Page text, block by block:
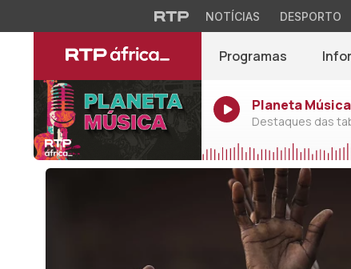
NOTÍCIAS DESPORTO
Programas
Planeta Música
Destaques das